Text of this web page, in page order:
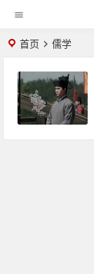
首页 儒学